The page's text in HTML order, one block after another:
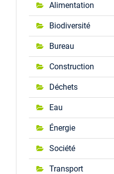
Alimentation
Biodiversité
Bureau
Construction
Déchets
Eau
Énergie
Société
Transport